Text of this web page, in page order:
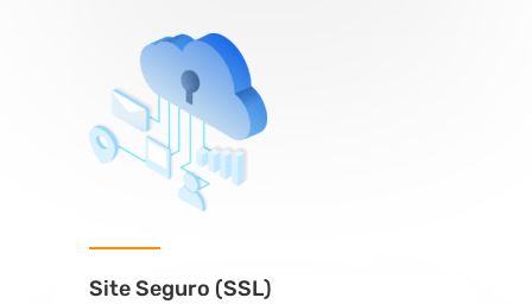
Site Seguro (SSL)